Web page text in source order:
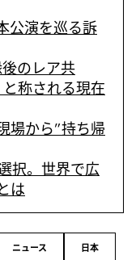
公演を巡る訴
のレア共
称される現在
場から”持ち帰
択。世界で広
は
ニュース
日本